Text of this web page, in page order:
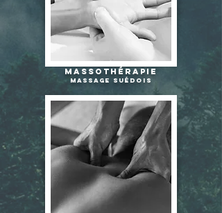
massothérapie
Massage suédois